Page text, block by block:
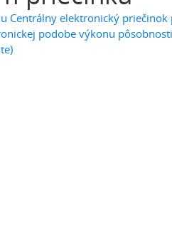
Centrálny elektronický priečinok
podobe výkonu